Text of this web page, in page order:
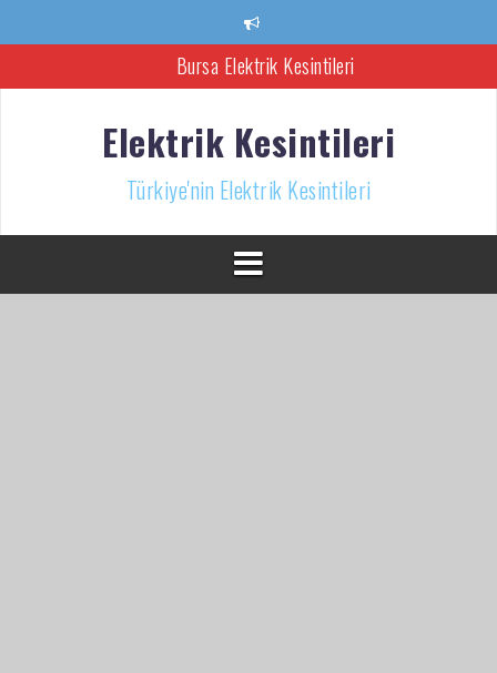
Bursa Elektrik Kesintileri
Türkiye’nin Elektrik Kesintileri Haber Kaynağı
İzmir Elektrik Kesintisi
Elektrik Kesintileri
Türkiye'nin Elektrik Kesintileri